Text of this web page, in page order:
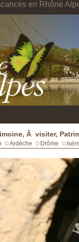
en Rhône
Ã visiter,
Ardèche Drôme